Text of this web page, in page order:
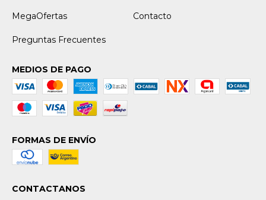
MegaOfertas Contacto
Preguntas Frecuentes
MEDIOS DE PAGO
FORMAS DE ENVÍO
CONTACTANOS